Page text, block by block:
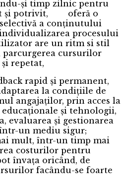
și timp zilnic pentru
și potrivit, oferă o
a conținutului
procesului
are un ritm si stil
cursurilor
repetat,
rapid și permanent,
la condițiile de
angajaților, prin acces la
și tehnologii,
evaluarea și gestionarea
un mediu sigur;
mult, într-un timp mai
costurilor pentru
învața oricând, de
facându-se foarte